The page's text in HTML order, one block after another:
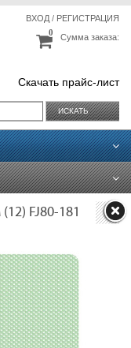
ВХОД/ РЕГИСТРАЦИЯ
Сумма заказа:
0
Скачать прайс-лист
ИСКАТЬ
FJ80-181